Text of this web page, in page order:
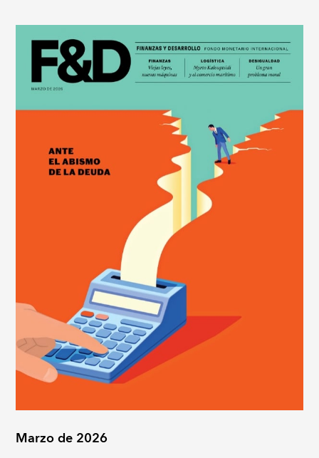
Marzo de 2026